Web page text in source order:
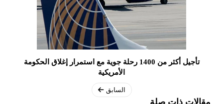
تأجيل أكثر من 1400 رحلة جوية مع استمرار إغلاق الحكومة
الأمريكية
السابق
مقالات ذات صلة